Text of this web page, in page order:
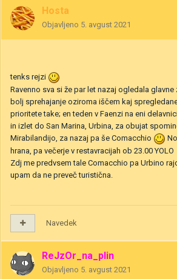
Hosta
Objavljeno 5. avgust 2021
tenks rejzi
Ravenno sva si že par let nazaj ogledala
bolj sprehajanje oziroma iščem kaj
prioritete take; en teden v Faenzi na eni
in izlet do San Marina, Urbina, za obujat
Mirabilandijo, za nazaj pa še Comacchio
hrana, pa večerje v restavracijah ob 23.00 YOLO
Zdj me predvsem tale Comacchio pa Urbino
upam da ne preveč turistična.
Navedek
ReJzOr_na_plin
Objavljeno 5. avgust 2021